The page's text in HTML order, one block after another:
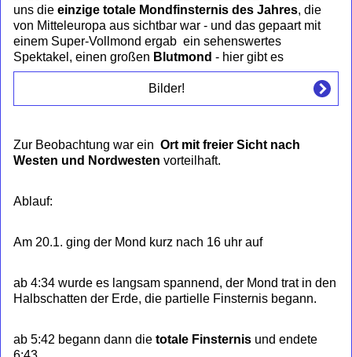
uns die einzige totale Mondfinsternis des Jahres, die
von Mitteleuropa aus sichtbar war - und das gepaart mit
einem Super-Vollmond ergab ein sehenswertes
Spektakel, einen großen Blutmond - hier gibt es
Bilder!
Zur Beobachtung war ein Ort mit freier Sicht nach
Westen und Nordwesten vorteilhaft.
Ablauf:
Am 20.1. ging der Mond kurz nach 16 uhr auf
ab 4:34 wurde es langsam spannend, der Mond trat in den
Halbschatten der Erde, die partielle Finsternis begann.
ab 5:42 begann dann die totale Finsternis und endete